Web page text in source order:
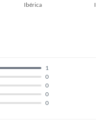
Ibérica
0
0
0
0
1